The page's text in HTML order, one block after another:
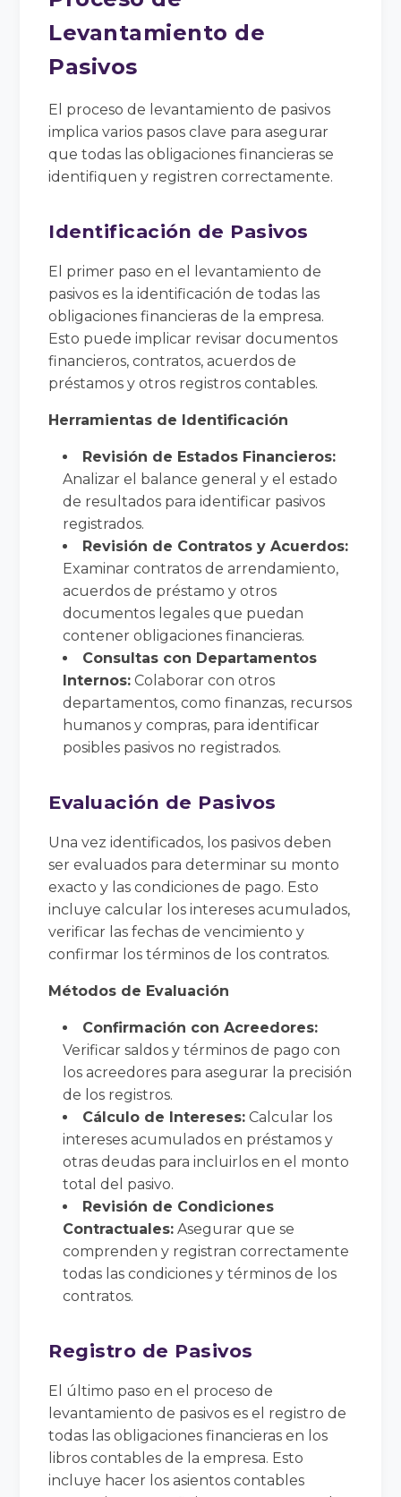
Levantamiento de
Pasivos
El proceso de levantamiento de pasivos
implica varios pasos clave para asegurar
que todas las obligaciones financieras se
identifiquen y registren correctamente.
Identificación de Pasivos
El primer paso en el levantamiento de
pasivos es la identificación de todas las
obligaciones financieras de la empresa.
Esto puede implicar revisar documentos
financieros, contratos, acuerdos de
préstamos y otros registros contables.
Herramientas de Identificación
Revisión de Estados Financieros:
Analizar el balance general y el estado
de resultados para identificar pasivos
registrados.
Revisión de Contratos y Acuerdos:
Examinar contratos de arrendamiento,
acuerdos de préstamo y otros
documentos legales que puedan
contener obligaciones financieras.
Consultas con Departamentos
Internos: Colaborar con otros
departamentos, como finanzas, recursos
humanos y compras, para identificar
posibles pasivos no registrados.
Evaluación de Pasivos
Una vez identificados, los pasivos deben
ser evaluados para determinar su monto
exacto y las condiciones de pago. Esto
incluye calcular los intereses acumulados,
verificar las fechas de vencimiento y
confirmar los términos de los contratos.
Métodos de Evaluación
Confirmación con Acreedores:
Verificar saldos y términos de pago con
los acreedores para asegurar la precisión
de los registros.
Cálculo de Intereses: Calcular los
intereses acumulados en préstamos y
otras deudas para incluirlos en el monto
total del pasivo.
Revisión de Condiciones
Contractuales: Asegurar que se
comprenden y registran correctamente
todas las condiciones y términos de los
contratos.
Registro de Pasivos
El último paso en el proceso de
levantamiento de pasivos es el registro de
todas las obligaciones financieras en los
libros contables de la empresa. Esto
incluye hacer los asientos contables